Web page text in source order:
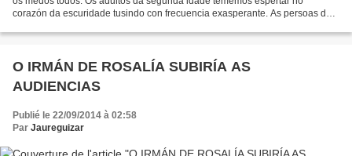
corazón da escuridade tusindo con frecuencia exasperante. As persoas de
O IRMÁN DE ROSALÍA SUBIRÍA AS
AUDIENCIAS
Publié le 22/09/2014 à 02:58
Par Jaureguizar